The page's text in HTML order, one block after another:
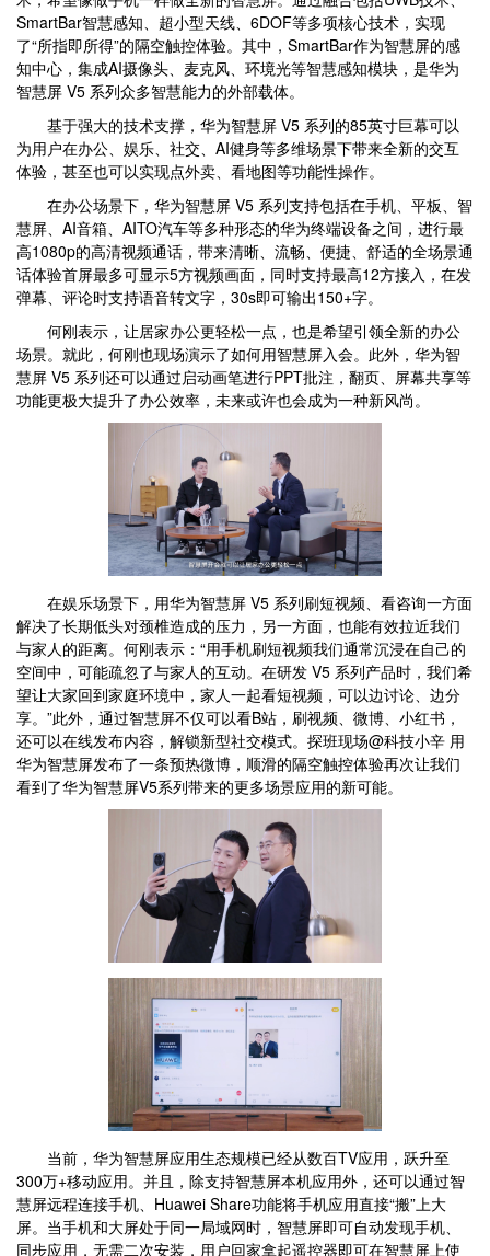
SmartBar智慧感知、超小型天线、6DOF等多项核心技术，实现
了“所指即所得”的隔空触控体验。其中，SmartBar作为智慧屏的感
知中心，集成AI摄像头、麦克风、环境光等智慧感知模块，是华为
智慧屏 V5 系列众多智慧能力的外部载体。
基于强大的技术支撑，华为智慧屏 V5 系列的85英寸巨幕可以
为用户在办公、娱乐、社交、AI健身等多维场景下带来全新的交互
体验，甚至也可以实现点外卖、看地图等功能性操作。
在办公场景下，华为智慧屏 V5 系列支持包括在手机、平板、智
慧屏、AI音箱、AITO汽车等多种形态的华为终端设备之间，进行最
高1080p的高清视频通话，带来清晰、流畅、便捷、舒适的全场景通
话体验首屏最多可显示5方视频画面，同时支持最高12方接入，在发
弹幕、评论时支持语音转文字，30s即可输出150+字。
何刚表示，让居家办公更轻松一点，也是希望引领全新的办公
场景。就此，何刚也现场演示了如何用智慧屏入会。此外，华为智
慧屏 V5 系列还可以通过启动画笔进行PPT批注，翻页、屏幕共享等
功能更极大提升了办公效率，未来或许也会成为一种新风尚。
在娱乐场景下，用华为智慧屏 V5 系列刷短视频、看咨询一方面
解决了长期低头对颈椎造成的压力，另一方面，也能有效拉近我们
与家人的距离。何刚表示：“用手机刷短视频我们通常沉浸在自己的
空间中，可能疏忽了与家人的互动。在研发 V5 系列产品时，我们希
望让大家回到家庭环境中，家人一起看短视频，可以边讨论、边分
享。”此外，通过智慧屏不仅可以看B站，刷视频、微博、小红书，
还可以在线发布内容，解锁新型社交模式。探班现场@科技小辛 用
华为智慧屏发布了一条预热微博，顺滑的隔空触控体验再次让我们
看到了华为智慧屏V5系列带来的更多场景应用的新可能。
当前，华为智慧屏应用生态规模已经从数百TV应用，跃升至
300万+移动应用。并且，除支持智慧屏本机应用外，还可以通过智
慧屏远程连接手机、Huawei Share功能将手机应用直接“搬”上大
屏。当手机和大屏处于同一局域网时，智慧屏即可自动发现手机、
同步应用，无需二次安装，用户回家拿起遥控器即可在智慧屏上使